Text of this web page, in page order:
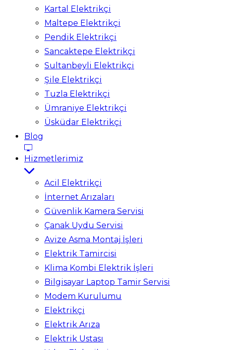
Kartal Elektrikçi
Maltepe Elektrikçi
Pendik Elektrikçi
Sancaktepe Elektrikçi
Sultanbeyli Elektrikçi
Şile Elektrikçi
Tuzla Elektrikçi
Ümraniye Elektrikçi
Üsküdar Elektrikçi
Blog
Hizmetlerimiz
Acil Elektrikçi
İnternet Arızaları
Güvenlik Kamera Servisi
Çanak Uydu Servisi
Avize Asma Montaj İşleri
Elektrik Tamircisi
Klima Kombi Elektrik İşleri
Bilgisayar Laptop Tamir Servisi
Modem Kurulumu
Elektrikçi
Elektrik Arıza
Elektrik Ustası